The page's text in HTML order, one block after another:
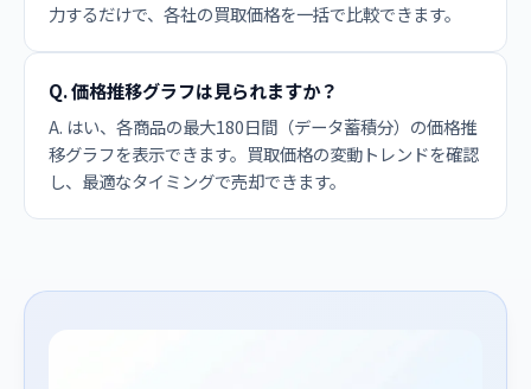
力するだけで、各社の買取価格を一括で比較できます。
Q. 価格推移グラフは見られますか？
A. はい、各商品の最大180日間（データ蓄積分）の価格推
移グラフを表示できます。買取価格の変動トレンドを確認
し、最適なタイミングで売却できます。